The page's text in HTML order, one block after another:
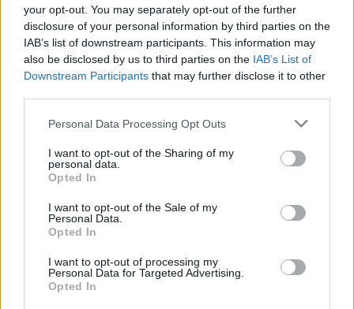
your opt-out. You may separately opt-out of the further
disclosure of your personal information by third parties on the
IAB’s list of downstream participants. This information may
also be disclosed by us to third parties on the IAB’s List of
Downstream Participants that may further disclose it to other
Personal Data Processing Opt Outs
I want to opt-out of the Sharing of my
personal data.
Opted In
I want to opt-out of the Sale of my
Personal Data.
Opted In
I want to opt-out of processing my
Personal Data for Targeted Advertising.
Opted In
Los 5 mejores regalos para sorprender a papá